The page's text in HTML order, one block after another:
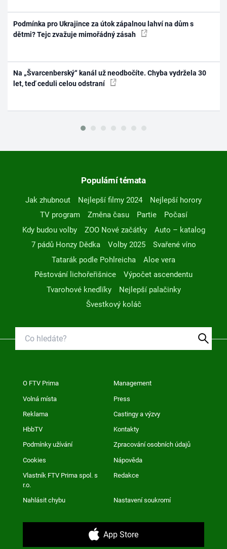
Podmínka pro Ukrajince za útok zápalnou lahví na dům s
dětmi? Tejc zvažuje mimořádný zásah
Na „Švarcenberský“ kanál už neodbočíte. Chyba vydržela 30
let, teď ceduli celou odstraní
Populární témata
Jak zhubnout Nejlepší filmy 2024
Nejlepší horory
TV program
Změna času Partie
Počasí
Kdy budou volby
ZOO Nové začátky
Auto – katalog
7 pádů Honzy Dědka
Volby 2025
Svařené víno
Tatarák podle Pohlreicha
Aloe vera
Pěstování lichořeřišnice
Výpočet ascendentu
Tvarohové knedlíky
Nejlepší palačinky
Švestkový koláč
O FTV Prima Management
Volná místa Press
Reklama Castingy a výzvy
HbbTV Kontakty
Podmínky užívání Zpracování osobních údajů
Cookies Nápověda
Vlastník FTV Prima spol. s
r.o.
Redakce
Nahlásit chybu Nastavení soukromí
App Store